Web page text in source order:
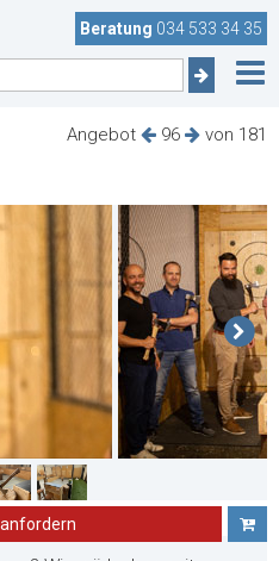
Beratung 034 533 34 35
Angebot 96 von 181